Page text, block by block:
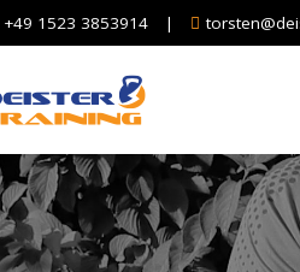
+49 1523 3853914 |